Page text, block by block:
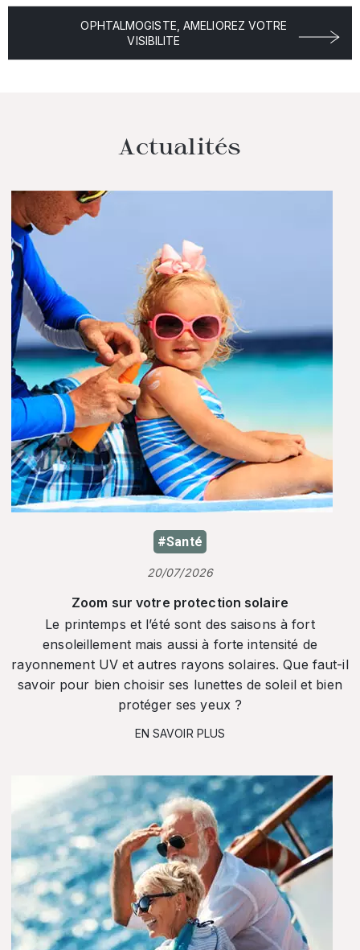
OPHTALMOGISTE, AMELIOREZ VOTRE
VISIBILITE
Actualités
#Santé
20/07/2026
Zoom sur votre protection solaire
Le printemps et l’été sont des saisons à fort
ensoleillement mais aussi à forte intensité de
rayonnement UV et autres rayons solaires. Que faut-il
savoir pour bien choisir ses lunettes de soleil et bien
protéger ses yeux ?
EN SAVOIR PLUS